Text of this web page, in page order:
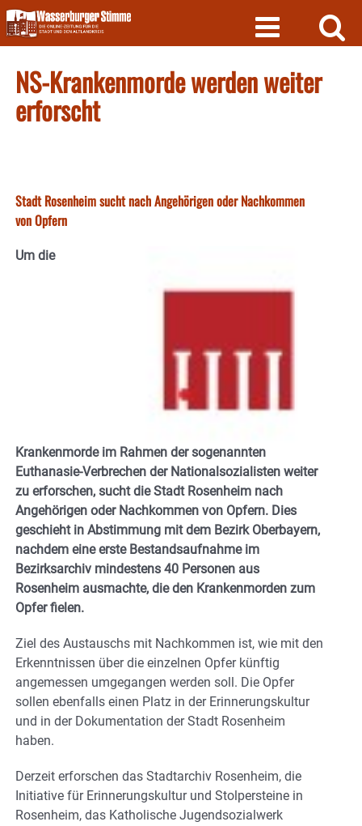
Skip
to
content
NS-Krankenmorde werden weiter
erforscht
Stadt Rosenheim sucht nach Angehörigen oder Nachkommen
von Opfern
Um die
Krankenmorde im Rahmen der sogenannten
Euthanasie-Verbrechen der Nationalsozialisten weiter
zu erforschen, sucht die Stadt Rosenheim nach
Angehörigen oder Nachkommen von Opfern. Dies
geschieht in Abstimmung mit dem Bezirk Oberbayern,
nachdem eine erste Bestandsaufnahme im
Bezirksarchiv mindestens 40 Personen aus
Rosenheim ausmachte, die den Krankenmorden zum
Opfer fielen.
Ziel des Austauschs mit Nachkommen ist, wie mit den
Erkenntnissen über die einzelnen Opfer künftig
angemessen umgegangen werden soll. Die Opfer
sollen ebenfalls einen Platz in der Erinnerungskultur
und in der Dokumentation der Stadt Rosenheim
haben.
Derzeit erforschen das Stadtarchiv Rosenheim, die
Initiative für Erinnerungskultur und Stolpersteine in
Rosenheim, das Katholische Jugendsozialwerk